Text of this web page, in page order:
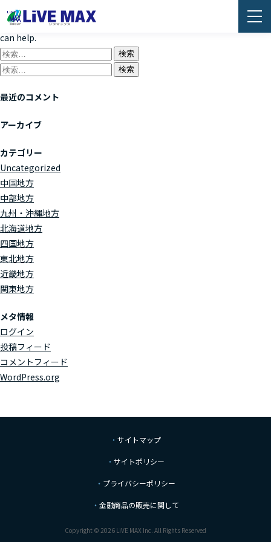
Nothing Found
It seems we can’t find what you’re looking for. Perhaps searching
can help.
検
索:
検
最近のコメント
アーカイブ
カテゴリー
Uncategorized
中国地方
中部地方
九州・沖縄地方
北海道地方
四国地方
東北地方
近畿地方
関東地方
メタ情報
ログイン
投稿フィード
コメントフィード
WordPress.org
サイトマップ
サイトポリシー
プライバシーポリシー
金融商品の販売に関して
Copyright © 2026 LiVE MAX Inc. All Rights Reserved